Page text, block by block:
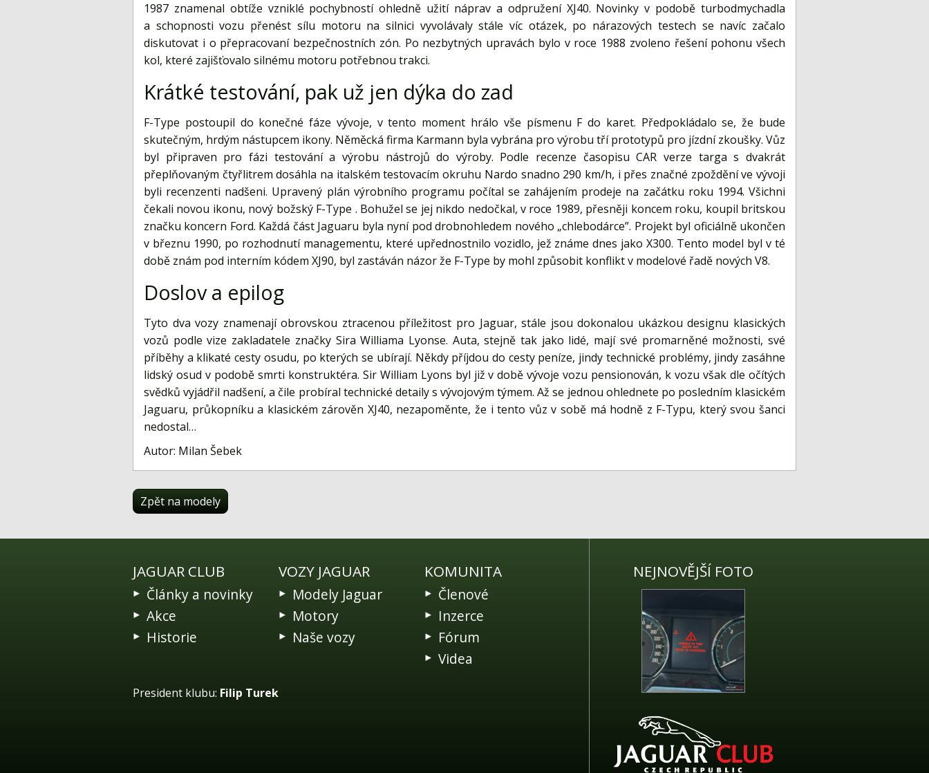
1987 znamenal obtíže vzniklé pochybností ohledně užití náprav a odpružení XJ40. Novinky v podobě turbodmychadla
a schopnosti vozu přenést sílu motoru na silnici vyvolávaly stále víc otázek, po nárazových testech se navíc začalo
diskutovat i o přepracovaní bezpečnostních zón. Po nezbytných upravách bylo v roce 1988 zvoleno řešení pohonu všech
kol, které zajišťovalo silnému motoru potřebnou trakci.
Krátké testování, pak už jen dýka do zad
F-Type postoupil do konečné fáze vývoje, v tento moment hrálo vše písmenu F do karet. Předpokládalo se, že bude
skutečným, hrdým nástupcem ikony. Něměcká firma Karmann byla vybrána pro výrobu tří prototypů pro jízdní zkoušky. Vůz
byl připraven pro fázi testování a výrobu nástrojů do výroby. Podle recenze časopisu CAR verze targa s dvakrát
přeplňovaným čtyřlitrem dosáhla na italském testovacím okruhu Nardo snadno 290 km/h, i přes značné zpoždění ve vývoji
byli recenzenti nadšeni. Upravený plán výrobního programu počítal se zahájením prodeje na začátku roku 1994. Všichni
čekali novou ikonu, nový božský F-Type . Bohužel se jej nikdo nedočkal, v roce 1989, přesněji koncem roku, koupil britskou
značku koncern Ford. Každá část Jaguaru byla nyní pod drobnohledem nového „chlebodárce”. Projekt byl oficiálně ukončen
v březnu 1990, po rozhodnutí managementu, které upřednostnilo vozidlo, jež známe dnes jako X300. Tento model byl v té
době znám pod interním kódem XJ90, byl zastáván názor že F-Type by mohl způsobit konflikt v modelové řadě nových V8.
Doslov a epilog
Tyto dva vozy znamenají obrovskou ztracenou příležitost pro Jaguar, stále jsou dokonalou ukázkou designu klasických
vozů podle vize zakladatele značky Sira Williama Lyonse. Auta, stejně tak jako lidé, mají své promarněné možnosti, své
příběhy a klikaté cesty osudu, po kterých se ubírají. Někdy příjdou do cesty peníze, jindy technické problémy, jindy zasáhne
lidský osud v podobě smrti konstruktéra. Sir William Lyons byl již v době vývoje vozu pensionován, k vozu však dle očítých
svědků vyjádřil nadšení, a čile probíral technické detaily s vývojovým týmem. Až se jednou ohlednete po posledním klasickém
Jaguaru, průkopníku a klasickém zárověn XJ40, nezapoměnte, že i tento vůz v sobě má hodně z F-Typu, který svou šanci
nedostal…
Autor: Milan Šebek
Zpět na modely
JAGUAR CLUB
Články a novinky
Akce
Historie
VOZY JAGUAR
Modely Jaguar
Motory
Naše vozy
KOMUNITA
Členové
Inzerce
Fórum
Videa
President klubu: Filip Turek
NEJNOVĚJŠÍ FOTO